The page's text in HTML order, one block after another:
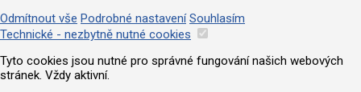
Odmítnout vše Podrobné nastavení Souhlasím
Technické - nezbytně nutné cookies
Tyto cookies jsou nutné pro správné fungování našich webových
stránek. Vždy aktivní.